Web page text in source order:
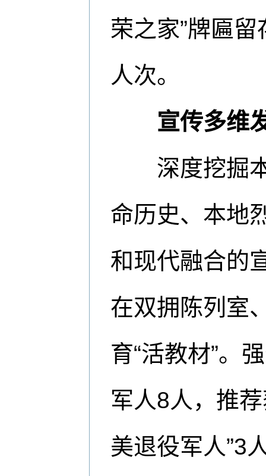
荣之家”牌匾
人次。
宣传多维
深度挖掘
命历史、本地
和现代融合的
在双拥陈列室
育“活教材”。
军人8人，推
美退役军人”3